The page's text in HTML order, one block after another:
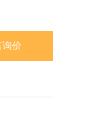
询价